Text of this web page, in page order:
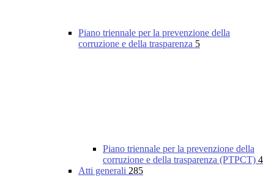
Piano triennale per la prevenzione della
corruzione e della trasparenza 5
Piano triennale per la prevenzione della
corruzione e della trasparenza (PTPCT) 4
Atti generali 285